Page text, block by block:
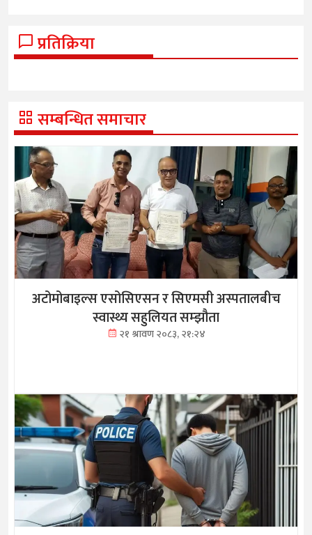
प्रतिक्रिया
सम्बन्धित समाचार
अटोमोबाइल्स एसोसिएसन र सिएमसी अस्पतालबीच
स्वास्थ्य सहुलियत सम्झौता
२१ श्रावण २०८३, २१:२४